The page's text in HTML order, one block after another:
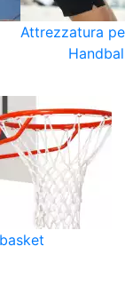
Attrezzatura